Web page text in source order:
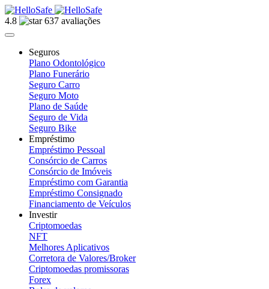
4.8 637 avaliações
Seguros
Plano Odontológico
Plano Funerário
Seguro Carro
Seguro Moto
Plano de Saúde
Seguro de Vida
Seguro Bike
Empréstimo
Empréstimo Pessoal
Consórcio de Carros
Consórcio de Imóveis
Empréstimo com Garantia
Empréstimo Consignado
Financiamento de Veículos
Investir
Criptomoedas
NFT
Melhores Aplicativos
Corretora de Valores/Broker
Criptomoedas promissoras
Forex